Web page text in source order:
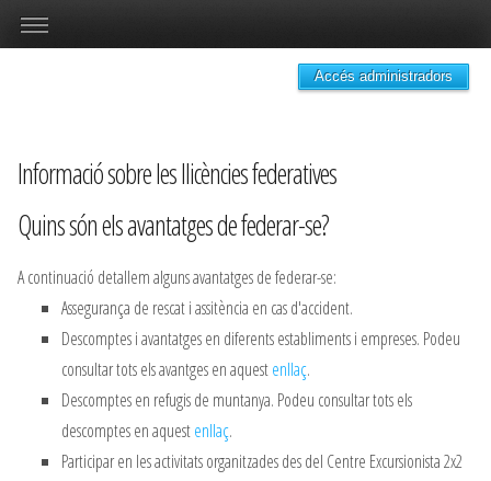
Accés administradors
Informació sobre les llicències federatives
Quins són els avantatges de federar-se?
A continuació detallem alguns avantatges de federar-se:
Assegurança de rescat i assitència en cas d'accident.
Descomptes i avantatges en diferents establiments i empreses. Podeu
consultar tots els avantges en aquestenllaç.
Descomptes en refugis de muntanya. Podeu consultar tots els
descomptes en aquestenllaç.
Participar en les activitats organitzades des del Centre Excursionista 2x2